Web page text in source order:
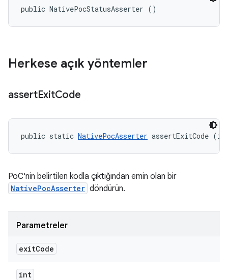
public NativePocStatusAsserter ()
Herkese açık yöntemler
assertExitCode
public static NativePocAsserter assertExitCode
PoC'nin belirtilen kodla çıktığından emin olan bir
NativePocAsserter döndürün.
Parametreler
exitCode
int